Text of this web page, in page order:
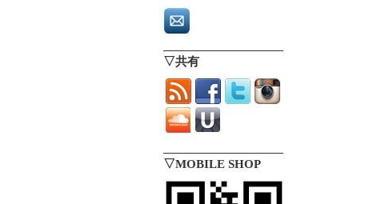
▽共有
▽MOBILE SHOP